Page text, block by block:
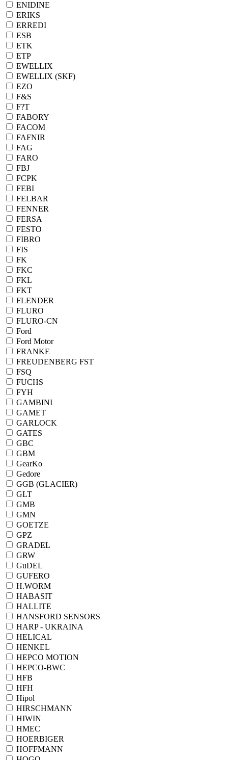
ENIDINE
ERIKS
ERREDI
ESB
ETK
ETP
EWELLIX
EWELLIX (SKF)
EZO
F&S
F?T
FABORY
FACOM
FAFNIR
FAG
FARO
FBJ
FCPK
FEBI
FELBAR
FENNER
FERSA
FESTO
FIBRO
FIS
FK
FKC
FKL
FKT
FLENDER
FLURO
FLURO-CN
Ford
Ford Motor
FRANKE
FREUDENBERG FST
FSQ
FUCHS
FYH
GAMBINI
GAMET
GARLOCK
GATES
GBC
GBM
GearKo
Gedore
GGB (GLACIER)
GLT
GMB
GMN
GOETZE
GPZ
GRADEL
GRW
GuDEL
GUFERO
H.WORM
HABASIT
HALLITE
HANSFORD SENSORS
HARP - UKRAINA
HELICAL
HENKEL
HEPCO MOTION
HEPCO-BWC
HFB
HFH
Hipol
HIRSCHMANN
HIWIN
HMEC
HOERBIGER
HOFFMANN